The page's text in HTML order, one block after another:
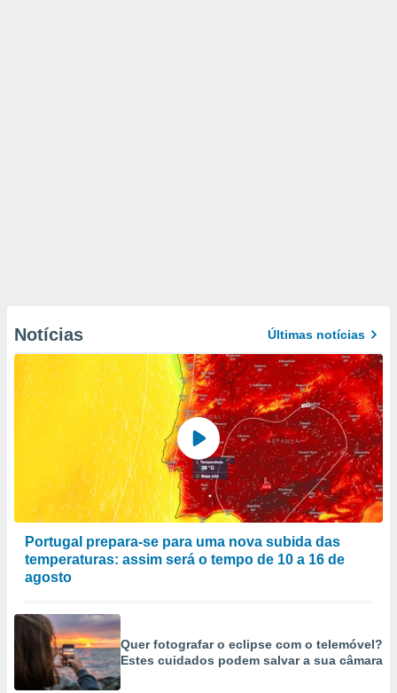
Notícias Últimas notícias
Portugal prepara-se para uma nova subida das
temperaturas: assim será o tempo de 10 a 16 de
agosto
Quer fotografar o eclipse com o telemóvel?
Estes cuidados podem salvar a sua câmara